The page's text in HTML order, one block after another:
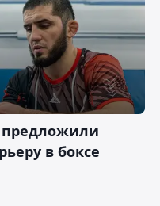
в боксе